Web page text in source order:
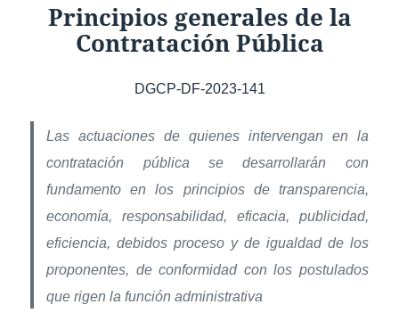
Principios generales de la
Contratación Pública
DGCP-DF-2023-141
Las actuaciones de quienes intervengan en la
contratación pública se desarrollarán con
fundamento en los principios de transparencia,
economía, responsabilidad, eficacia, publicidad,
eficiencia, debidosproceso y de igualdad de los
proponentes, de conformidad con los postulados
que rigen la función administrativa